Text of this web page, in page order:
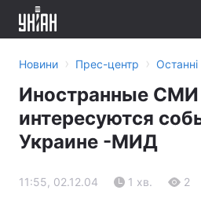
Новини › Прес-центр › Останні
Иностранные СМИ
интересуются
Украине -МИД
11:55, 02.12.04 1 хв. 2